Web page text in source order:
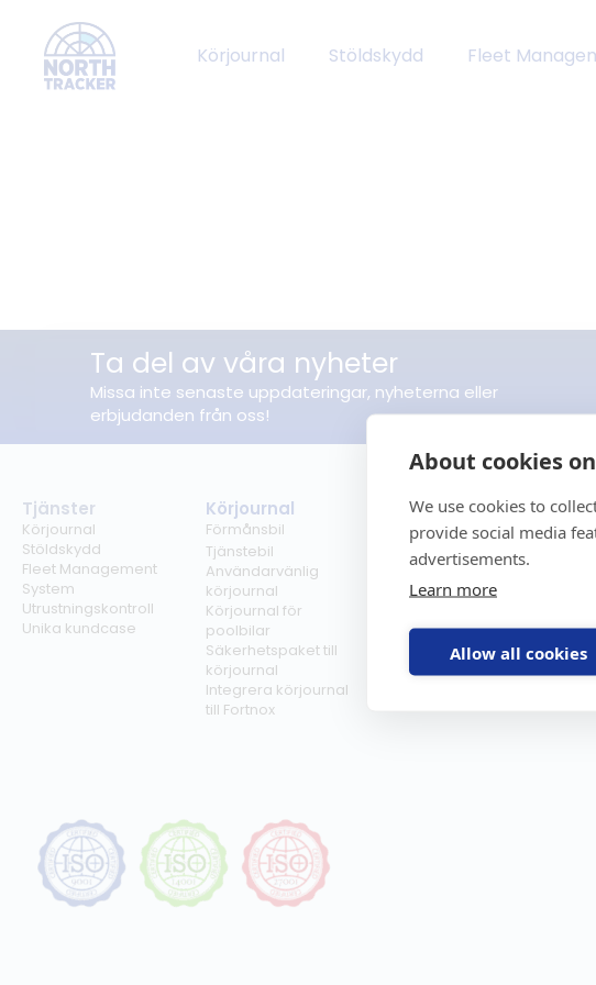
About cookies
We use cookies to
provide social media
advertisements.
Learn more
Allow all cookies
Körjournal Stöldskydd Fleet
Ta del av våra nyheter
Missa inte senaste uppdateringar, nyheterna eller
erbjudanden från oss!
Tjänster
Körjournal
Stöldskydd
Fleet Management
System
Utrustningskontroll
Unika kundcase
Körjournal
Förmånsbil
Tjänstebil
Användarvänlig
körjournal
Körjournal för
poolbilar
Säkerhetspaket till
körjournal
Integrera körjournal
till Fortnox
Regelverk
Milersättning
Regler för tjänstebil
Regler för
förmånsbil